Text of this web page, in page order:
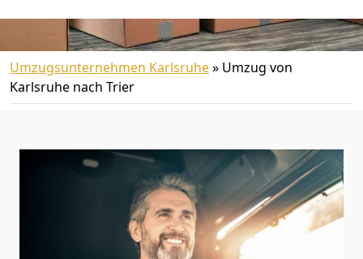
Umzugsunternehmen Karlsruhe» Umzug von
Karlsruhe nach Trier